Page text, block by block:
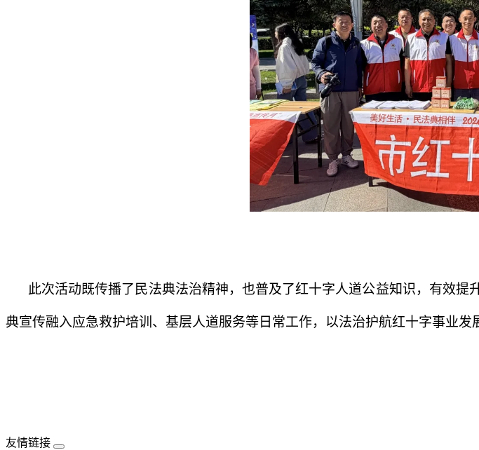
此次活动既传播了民法典法治精神，也普及了红十字人道公益知识，有效
典宣传融入应急救护培训、基层人道服务等日常工作，以法治护航红十字事业发
友情链接